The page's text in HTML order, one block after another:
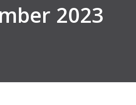
2023